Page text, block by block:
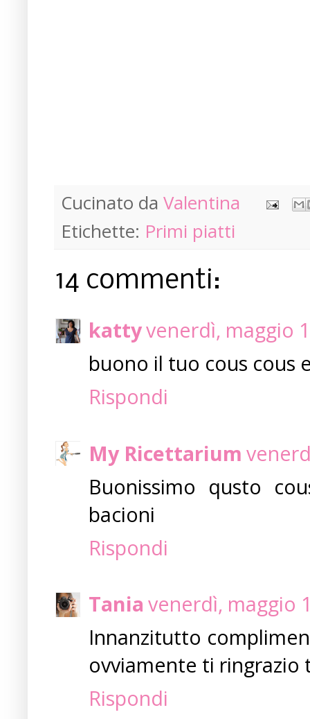
Cucinato da Valentina
Etichette: Primi piatti
14 commenti:
kattyvenerdì, maggio
buono il tuo cous cous
Rispondi
My Ricettarium
Buonissimo qusto
bacioni
Rispondi
Tania venerdì, maggio
Innanzitutto
ovviamente ti ringrazio
Rispondi